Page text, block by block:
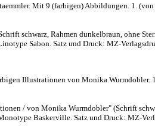
Mit 9 (farbigen) Abbildungen. 1.
schwarz, Rahmen dunkelbraun, ohne
Sabon. Satz und Druck: MZ-
Illustrationen von Monika Wurmdobler.
/ von Monika Wurmdobler" (Schrift
Baskerville. Satz und Druck: MZ-